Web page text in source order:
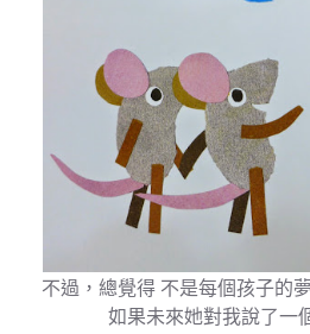
不過，總覺得 不是每個孩子的
如果未來她對我說了一